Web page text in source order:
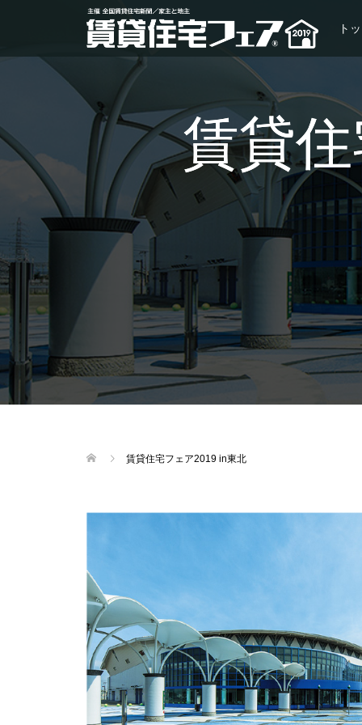
ト
賃貸
賃貸住宅フェア2019 in東北